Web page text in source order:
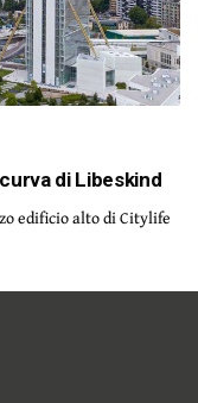
di Libeskind
edificio alto di Citylife